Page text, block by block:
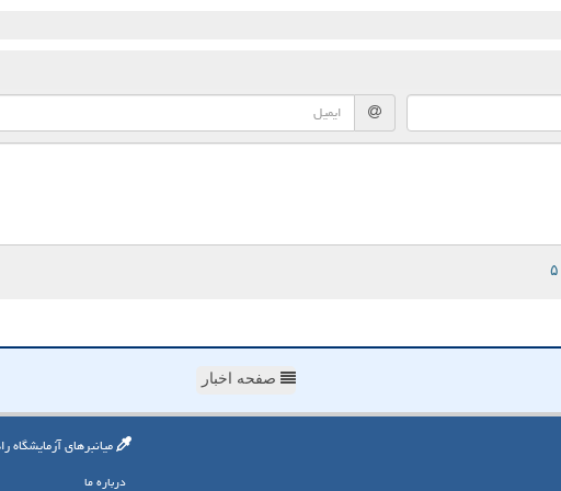
صفحه اخبار
میانبرهای آزمایشگاه
درباره ما